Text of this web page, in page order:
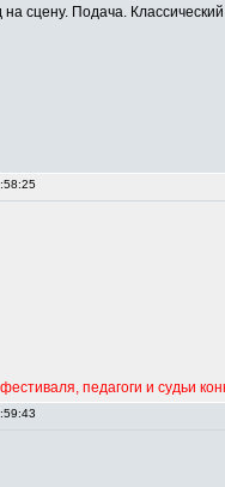
на сцену. Подача.
педагоги и судьи